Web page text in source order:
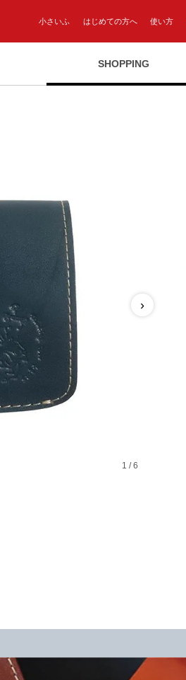
小さいふ はじめての方へ 使い方
SHOPPING
›
1 /6